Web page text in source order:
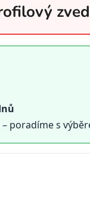
poradíme s